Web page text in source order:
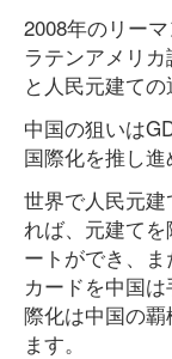
2008年のリー
ラテンアメリ
と人民元建て
中国の狙いは
国際化を推し進
世界で人民元
れば、元建て
ートができ、
カードを中国
際化は中国の
ます。